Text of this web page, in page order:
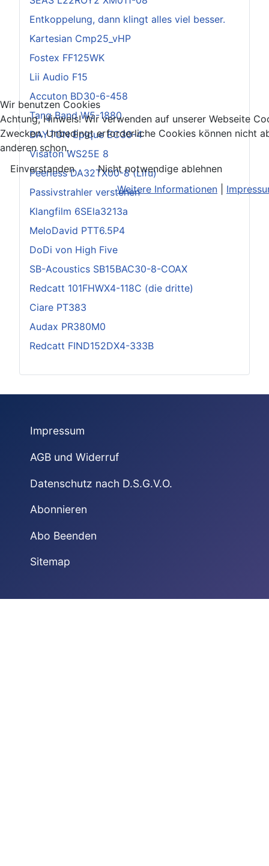
Entkoppelung, dann klingt alles viel besser.
Kartesian Cmp25_vHP
Fostex FF125WK
Lii Audio F15
Accuton BD30-6-458
Tang Band W5-1880
DAYTON Epique EC30-4
Visaton WS25E 8
Peerless DA32TX00-8 (Lifu)
Passivstrahler verstehen
Klangfilm 6SEla3213a
MeloDavid PTT6.5P4
DoDi von High Five
SB-Acoustics SB15BAC30-8-COAX
Redcatt 101FHWX4-118C (die dritte)
Ciare PT383
Audax PR380M0
Redcatt FIND152DX4-333B
Impressum
AGB und Widerruf
Datenschutz nach D.S.G.V.O.
Abonnieren
Abo Beenden
Sitemap
Wir benutzen Cookies
Achtung, Hinweis! Wir verwenden auf unserer Webseite
Zwecken. Unbedingt erforderliche Cookies können nicht
anderen schon.
Einverstanden
Nicht notwendige ablehnen
Weitere Informationen